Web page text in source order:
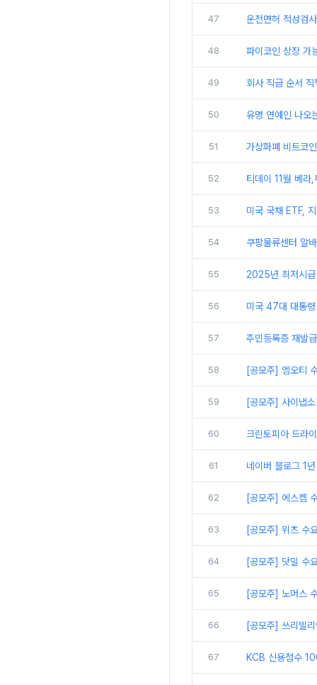
47 운전면허 적성검
48 파이코인 상장 가
49 회사 직급 순서
50 유명 연예인 나오
51 가상화폐 비트코
52 티데이 11월 베라
53 미국 국채 ETF,
54 쿠팡물류센터 알
55 2025년 최저시급
56 미국 47대 대통
57 주민등록증 재발
58 [공모주] 엠오티
59 [공모주] 사이냅
60 크린토피아 드라
61 네이버 블로그 1
62 [공모주] 에스켐
63 [공모주] 위츠 수
64 [공모주] 닷밀 수
65 [공모주] 노머스
66 [공모주] 쓰리빌
67 KCB 신용점수